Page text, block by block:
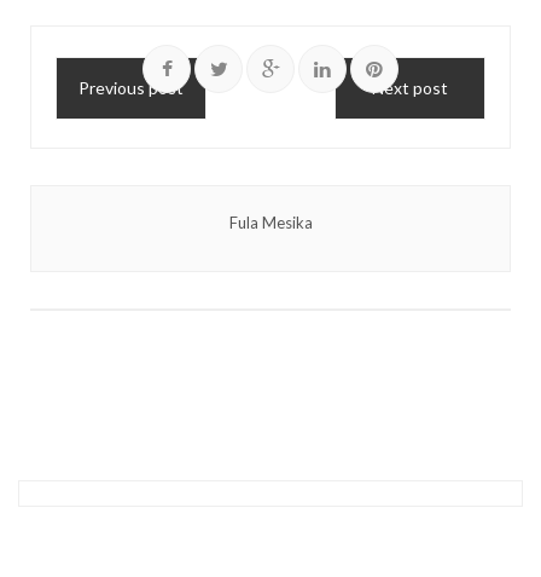
Previous post Next post
Fula Mesika